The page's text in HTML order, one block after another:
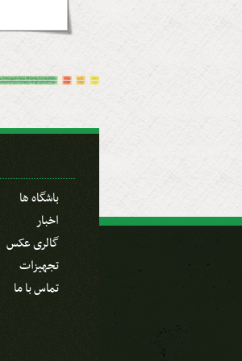
باشگاه ها
اخبار
گالری عکس
تجهیزات
تماس با ما